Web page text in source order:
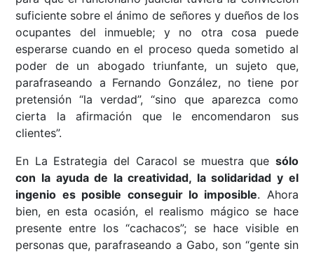
suficiente sobre el ánimo de señores y dueños de los
ocupantes del inmueble; y no otra cosa puede
esperarse cuando en el proceso queda sometido al
poder de un abogado triunfante, un sujeto que,
parafraseando a Fernando González, no tiene por
pretensión “la verdad”, “sino que aparezca como
cierta la afirmación que le encomendaron sus
clientes”.
En La Estrategia del Caracol se muestra que sólo
con la ayuda de la creatividad, la solidaridad y el
ingenio es posible conseguir lo imposible. Ahora
bien, en esta ocasión, el realismo mágico se hace
presente entre los “cachacos”; se hace visible en
personas que, parafraseando a Gabo, son “gente sin